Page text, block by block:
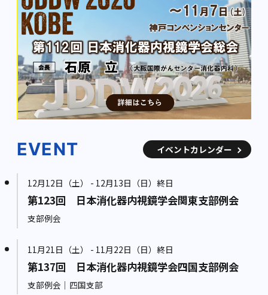
EVENT イベントカレンダー
12月12日（土） - 12月13日（日）終日
第123回 日本消化器内視鏡学会関東支部例会
支部例会
11月21日（土） - 11月22日（日）終日
第137回 日本消化器内視鏡学会四国支部例会
支部例会｜四国支部